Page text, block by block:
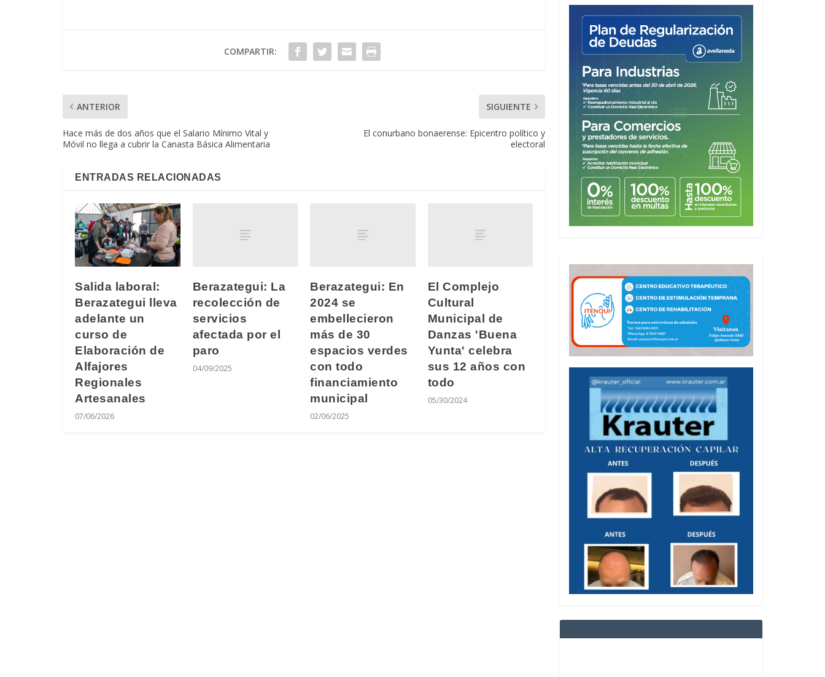
COMPARTIR:
ANTERIOR
Hace más de dos años que el Salario Mínimo Vital y
Móvil no llega a cubrir la Canasta Básica Alimentaria
SIGUIENTE
El conurbano bonaerense: Epicentro político y
electoral
ENTRADAS RELACIONADAS
Salida laboral:
Berazategui lleva
adelante un
curso de
Elaboración de
Alfajores
Regionales
Artesanales
07/06/2026
Berazategui: La
recolección de
servicios
afectada por el
paro
04/09/2025
Berazategui: En
2024 se
embellecieron
más de 30
espacios verdes
con todo
financiamiento
municipal
02/06/2025
El Complejo
Cultural
Municipal de
Danzas 'Buena
Yunta' celebra
sus 12 años con
todo
05/30/2024